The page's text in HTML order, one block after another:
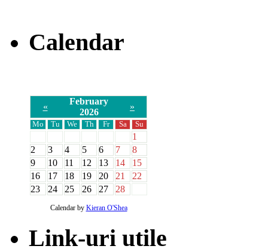
Calendar
«
February
2026
»
Mo Tu We Th Fr Sa Su
1
2
3 4 5 6 7
8
9
10 11 12 13 14
15
16
17 18 19 20 21
22
23
24 25 26 27 28
Calendar by Kieran O'Shea
Link-uri utile